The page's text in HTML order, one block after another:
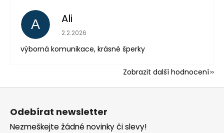
A Ali
Hodnocení obchodu je 5 z 5 hvězdiček.
2.2.2026
výborná komunikace, krásné šperky
Zobrazit další hodnocení
Z
Odebírat newsletter
Nezmeškejte žádné novinky či slevy!